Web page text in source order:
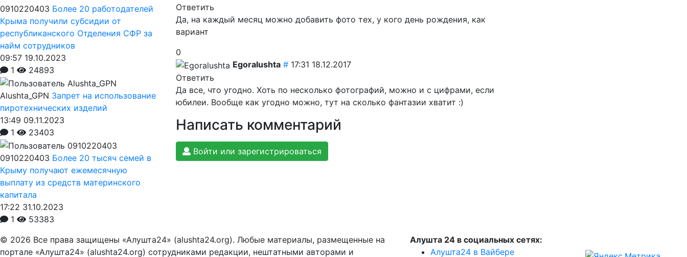
Ответить
Да, на каждый месяц можно добавить фото тех, у кого день рождения, как
вариант
0
Egoralushta # 17:31 18.12.2017
Ответить
Да все, что угодно. Хоть по несколько фотографий, можно и с цифрами, если
юбилеи. Вообще как угодно можно, тут на сколько фантазии хватит :)
Написать комментарий
Войти или зарегистрироваться
0910220403 Более 20 работодателей
Крыма получили субсидии от
республиканского Отделения СФР за
найм сотрудников
09:57 19.10.2023
1
24893
Alushta_GPN Запрет на использование
пиротехнических изделий
13:49 09.11.2023
1
23403
0910220403 Более 20 тысяч семей в
Крыму получают ежемесячную
выплату из средств материнского
капитала
17:22 31.10.2023
1
53383
© 2026 Все права защищены «Алушта24» (alushta24.org). Любые материалы, размещенные на
портале «Алушта24» (alushta24.org) сотрудниками редакции, нештатными авторами и
Алушта 24 в социальных сетях:
Алушта24 в Вайбере